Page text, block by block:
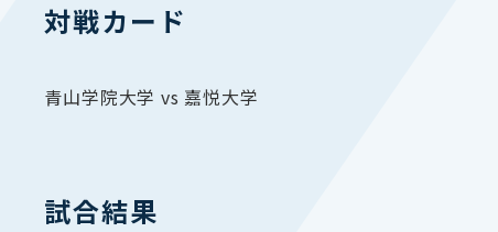
対戦カード
青山学院大学 vs 嘉悦大学
試合結果